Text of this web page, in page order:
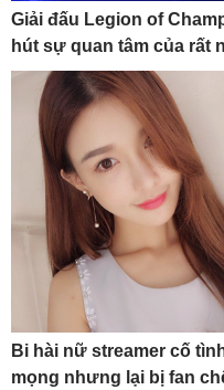
Giải đấu Legion of
hút sự quan tâm của rất
Bi hài nữ streamer cố
mọng nhưng lại bị fan